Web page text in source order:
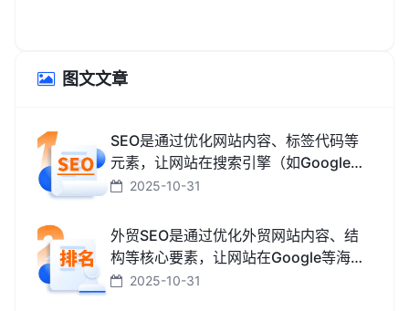
图文文章
SEO是通过优化网站内容、标签代码等
元素，让网站在搜索引擎（如Google、
百度、搜狗、必应）中排名更靠前，从
2025-10-31
外贸SEO是通过优化外贸网站内容、结
构等核心要素，让网站在Google等海外
搜索引擎中排名靠前，获取海外精准流
2025-10-31